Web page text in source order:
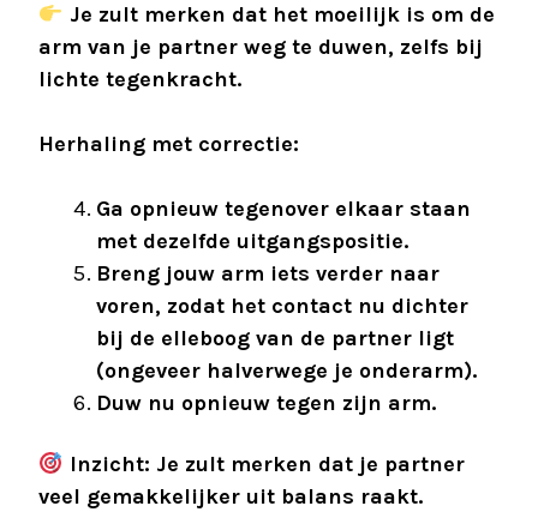
Je zult merken dat het moeilijk is om de
arm van je partner weg te duwen, zelfs bij
lichte tegenkracht.
Herhaling met correctie:
Ga opnieuw tegenover elkaar staan
met dezelfde uitgangspositie.
Breng jouw arm iets verder naar
voren, zodat het contact nu dichter
bij de elleboog van de partner ligt
(ongeveer halverwege je onderarm).
Duw nu opnieuw tegen zijn arm.
Inzicht: Je zult merken dat je partner
veel gemakkelijker uit balans raakt.